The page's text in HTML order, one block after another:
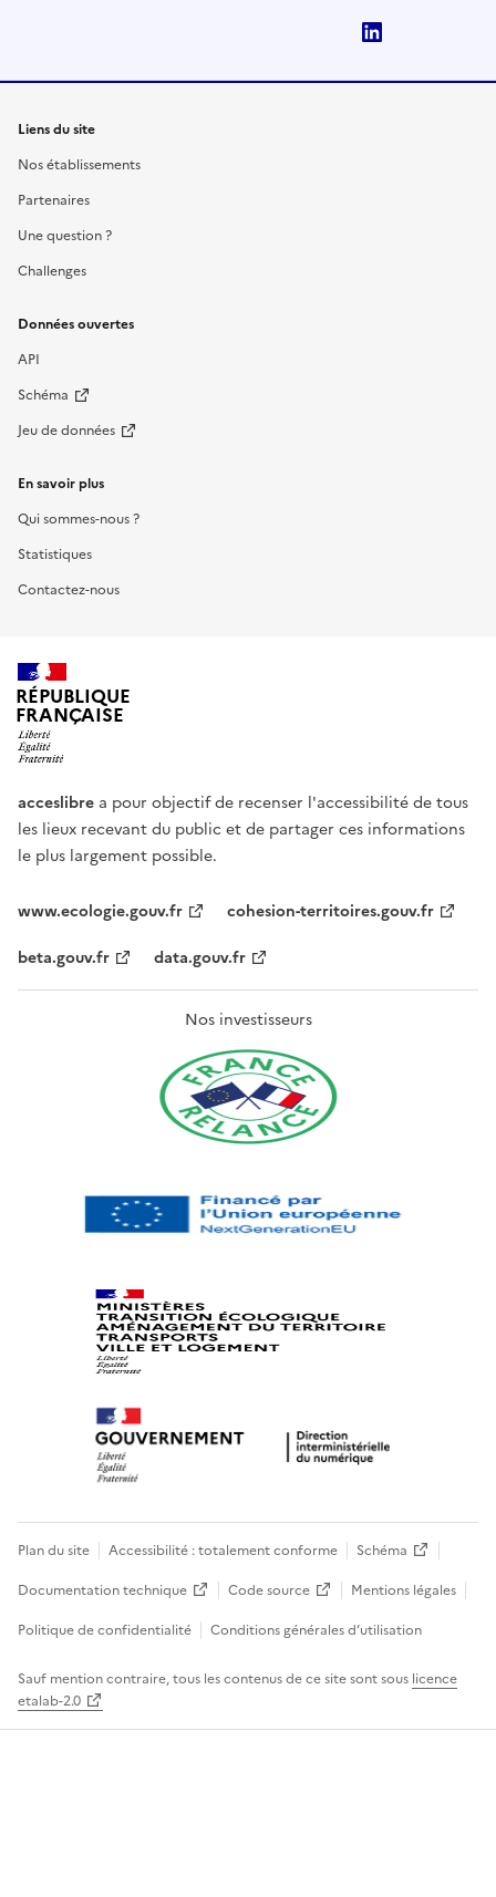
Liens du site
Nos établissements
Partenaires
Une question ?
Challenges
Données ouvertes
API
Schéma
Jeu de données
En savoir plus
Qui sommes-nous ?
Statistiques
Contactez-nous
RÉPUBLIQUE
FRANÇAISE
acceslibre a pour objectif de recenser l'accessibilité de tous
les lieux recevant du public et de partager ces informations
le plus largement possible.
www.ecologie.gouv.fr
cohesion-territoires.gouv.fr
beta.gouv.fr
data.gouv.fr
Nos investisseurs
Plan du site Accessibilité : totalement conforme
Schéma
Documentation technique
Code source
Mentions légales
Politique de confidentialité
Conditions générales d’utilisation
Sauf mention contraire, tous les contenus de ce site sont sous licence
etalab-2.0